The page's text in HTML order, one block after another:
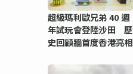
超級瑪利歐兄弟 40 週
年試玩會登陸沙田 歷
史回顧牆首度香港亮相